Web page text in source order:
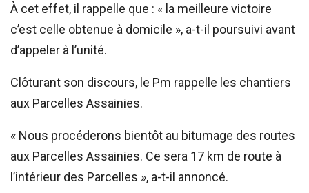
À cet effet, il rappelle que : « la meilleure victoire
c’est celle obtenue à domicile », a-t-il poursuivi avant
d’appeler à l’unité.
Clôturant son discours, le Pm rappelle les chantiers
aux Parcelles Assainies.
« Nous procéderons bientôt au bitumage des routes
aux Parcelles Assainies. Ce sera 17 km de route à
l’intérieur des Parcelles », a-t-il annoncé.